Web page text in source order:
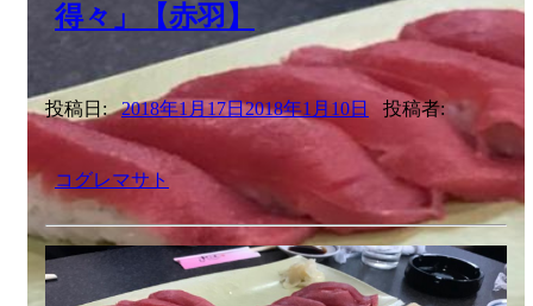
得々」【赤羽】
投稿日: 2018年1月17日2018年1月10日 投稿者:
コグレマサト